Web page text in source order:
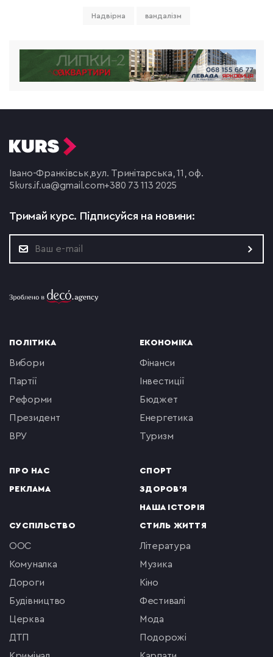
Надвірна вандалізм
Івано-Франківськ,вул. Тринітарська, 11, оф.
5 kurs.if.ua@gmail.com+380 73 113 2025
Тримай курс. Підписуйся на новини:
ПОЛІТИКА
вибори
партії
реформи
президент
ВРУ
ПРО НАС
РЕКЛАМА
ЕКОНОМІКА
фінанси
інвестиції
бюджет
енергетика
туризм
СПОРТ
ЗДОРОВ'Я
НАША ІСТОРІЯ
СУСПІЛЬСТВО
ООС
комуналка
Дороги
будівництво
церква
ДТП
СТИЛЬ ЖИТТЯ
література
музика
кіно
фестивалі
мода
подорожі